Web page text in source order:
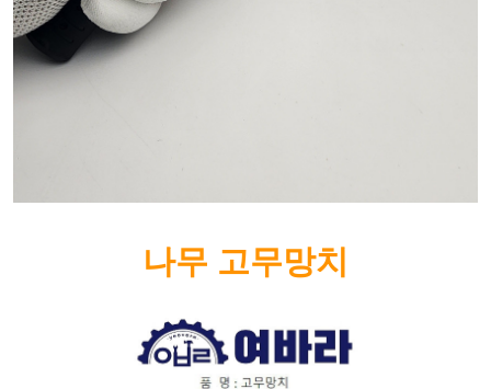
나무 고무망치